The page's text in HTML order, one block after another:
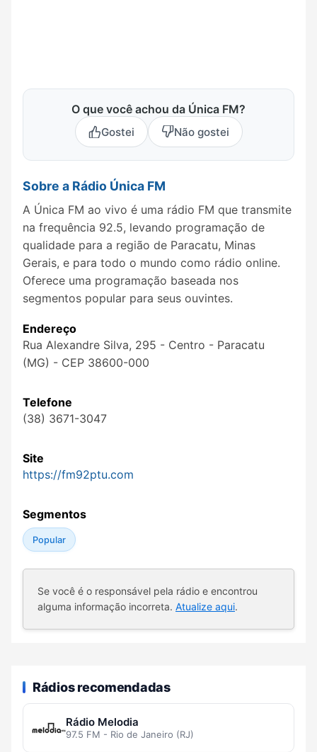
O que você achou da Única FM?
Gostei Não gostei
Sobre a Rádio Única FM
A Única FM ao vivo é uma rádio FM que transmite
na frequência 92.5, levando programação de
qualidade para a região de Paracatu, Minas
Gerais, e para todo o mundo como rádio online.
Oferece uma programação baseada nos
segmentos popular para seus ouvintes.
Endereço
Rua Alexandre Silva, 295 - Centro - Paracatu
(MG) - CEP 38600-000
Telefone
(38) 3671-3047
Site
https://fm92ptu.com
Segmentos
Popular
Se você é o responsável pela rádio e encontrou
alguma informação incorreta. Atualize aqui.
Rádios recomendadas
Rádio Melodia
97.5 FM - Rio de Janeiro (RJ)